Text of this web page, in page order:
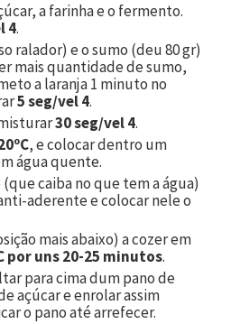
a farinha e o fermento.
4.
ralador) e o sumo (deu 80 gr)
mais quantidade de sumo,
a laranja 1 minuto no
5 seg/vel 4.
30 seg/vel 4.
, e colocar dentro um
água quente.
caiba no que tem a água)
aderente e colocar nele o
mais abaixo) a cozer em
por uns 20-25 minutos.
para cima dum pano de
açúcar e enrolar assim
o pano até arrefecer.